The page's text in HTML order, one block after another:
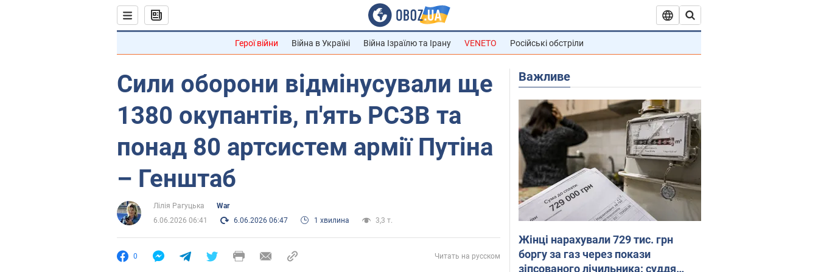
Герої війни Війна в Україні Війна Ізраїлю та Ірану VENETO Російські обстріли
Сили оборони відмінусували ще
1380 окупантів, п'ять РСЗВ та
понад 80 артсистем армії Путіна
– Генштаб
Лілія Рагуцька
War
6.06.2026 06:41
6.06.2026 06:47 1 хвилина 3,3 т.
0 Читать на русском
Важливе
Жінці нарахували 729 тис. грн
боргу за газ через покази
зіпсованого лічильника: суддя